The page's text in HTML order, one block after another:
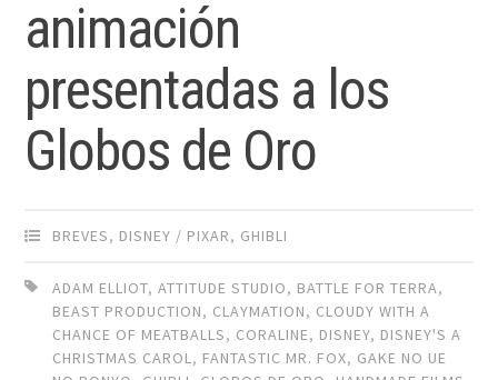
animación
presentadas a los
Globos de Oro
BREVES, DISNEY / PIXAR, GHIBLI
ADAM ELLIOT,ATTITUDE STUDIO, BATTLE FOR TERRA,
BEAST PRODUCTION, CLAYMATION, CLOUDY WITH A
CHANCE OF MEATBALLS, CORALINE, DISNEY, DISNEY'S A
CHRISTMAS CAROL, FANTASTIC MR. FOX, GAKE NO UE